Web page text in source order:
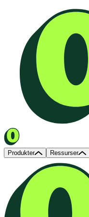
Produkter Ressurser